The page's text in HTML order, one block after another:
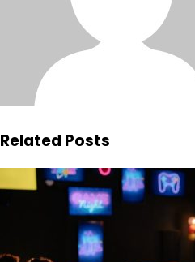
Related Posts